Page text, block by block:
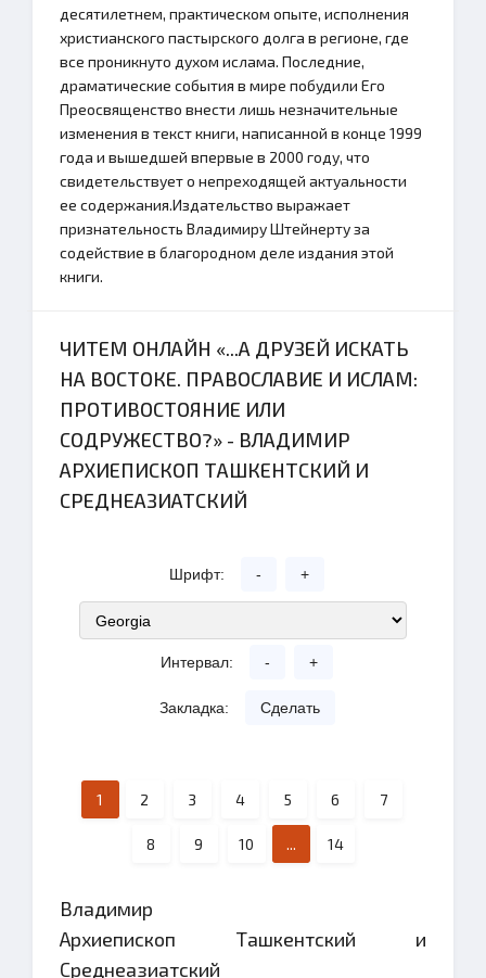
десятилетнем, практическом опыте, исполнения
христианского пастырского долга в регионе, где
все проникнуто духом ислама. Последние,
драматические события в мире побудили Его
Преосвященство внести лишь незначительные
изменения в текст книги, написанной в конце 1999
года и вышедшей впервые в 2000 году, что
свидетельствует о непреходящей актуальности
ее содержания.Издательство выражает
признательность Владимиру Штейнерту за
содействие в благородном деле издания этой
книги.
ЧИТЕМ ОНЛАЙН «...А ДРУЗЕЙ ИСКАТЬ
НА ВОСТОКЕ. ПРАВОСЛАВИЕ И ИСЛАМ:
ПРОТИВОСТОЯНИЕ ИЛИ
СОДРУЖЕСТВО?» - ВЛАДИМИР
АРХИЕПИСКОП ТАШКЕНТСКИЙ И
СРЕДНЕАЗИАТСКИЙ
Шрифт: - +
Интервал: - +
Закладка: Сделать
1 2 3 4 5 6 7
8 9 10 ... 14
Владимир
Архиепископ Ташкентский и
Среднеазиатский